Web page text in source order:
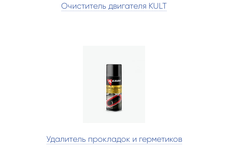
Очиститель двигателя KULT
Удалитель прокладок и герметиков